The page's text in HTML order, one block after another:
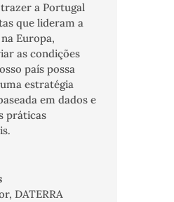
a Portugal
que lideram a
Europa,
as condições
país possa
estratégia
em dados e
práticas
, DATERRA